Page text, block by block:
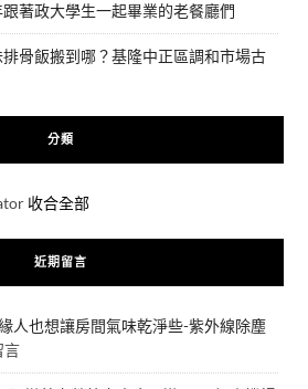
跟著政大學生一起畢業的老餐廳們
排骨飯搬到哪？基隆中正區調和市場古
分類
收合全部
近期留言
緣人也想讓房間氣味乾淨些-紫外線除塵
言